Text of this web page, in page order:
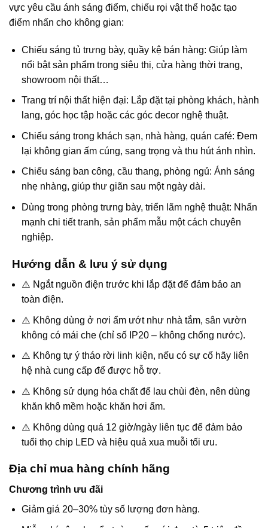
vực yêu cầu ánh sáng điểm, chiếu rọi vật thể hoặc tạo
điểm nhấn cho không gian:
Chiếu sáng tủ trưng bày, quầy kệ bán hàng: Giúp làm
nổi bật sản phẩm trong siêu thị, cửa hàng thời trang,
showroom nội thất…
Trang trí nội thất hiện đại: Lắp đặt tại phòng khách, hành
lang, góc học tập hoặc các góc decor nghệ thuật.
Chiếu sáng trong khách sạn, nhà hàng, quán café: Đem
lại không gian ấm cúng, sang trọng và thu hút ánh nhìn.
Chiếu sáng ban công, cầu thang, phòng ngủ: Ánh sáng
nhẹ nhàng, giúp thư giãn sau một ngày dài.
Dùng trong phòng trưng bày, triển lãm nghệ thuật: Nhấn
mạnh chi tiết tranh, sản phẩm mẫu một cách chuyên
nghiệp.
Hướng dẫn & lưu ý sử dụng
⚠️ Ngắt nguồn điện trước khi lắp đặt để đảm bảo an
toàn điện.
⚠️ Không dùng ở nơi ẩm ướt như nhà tắm, sân vườn
không có mái che (chỉ số IP20 – không chống nước).
⚠️ Không tự ý tháo rời linh kiện, nếu có sự cố hãy liên
hệ nhà cung cấp để được hỗ trợ.
⚠️ Không sử dụng hóa chất để lau chùi đèn, nên dùng
khăn khô mềm hoặc khăn hơi ẩm.
⚠️ Không dùng quá 12 giờ/ngày liên tục để đảm bảo
tuổi thọ chip LED và hiệu quả xua muỗi tối ưu.
Địa chỉ mua hàng chính hãng
Chương trình ưu đãi
Giảm giá 20–30% tùy số lượng đơn hàng.